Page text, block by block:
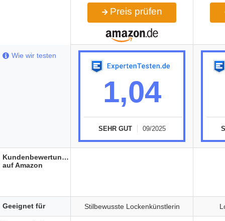
Preis prüfen
1,04
SEHR GUT 09/2025
Stilbewusste Lockenkünstlerin
Wie wir testen
Kundenbewertungen
auf Amazon
Geeignet für